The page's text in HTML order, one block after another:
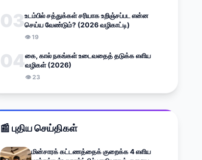
03உடம்பில் சத்துக்கள் சரியாக உறிஞ்சப்பட என்ன
செய்ய வேண்டும்? (2026 வழிகாட்டி)
👁 19
04கை, கால் நகங்கள் உடைவதைத் தடுக்க எளிய
வழிகள் (2026)
👁 23
📰 புதிய செய்திகள்
மின்சாரக் கட்டணத்தைக் குறைக்க 4 எளிய